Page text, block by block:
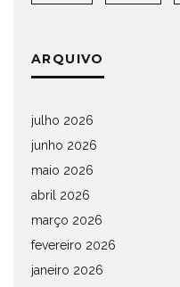
ARQUIVO
julho 2026
junho 2026
maio 2026
abril 2026
março 2026
fevereiro 2026
janeiro 2026